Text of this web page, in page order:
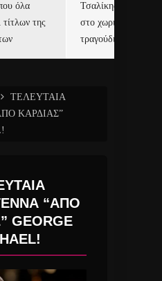
όλα
τίτλων της
Τσαλίκης,
στο χωριό του Άι
τραγούδι και video
ΤΕΛΕΥΤΑΙΑ
ΚΑΡΔΙΑΣ”
“ΑΠΟ
GEORGE